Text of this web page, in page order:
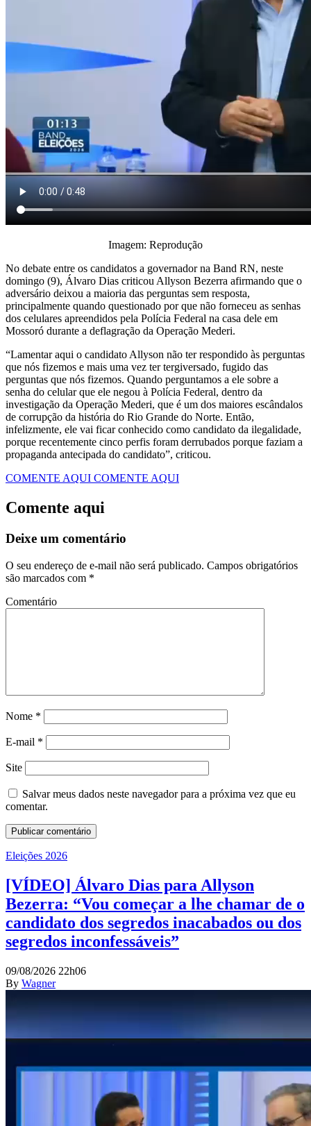
Imagem: Reprodução
No debate entre os candidatos a governador na Band RN, neste
domingo (9), Álvaro Dias criticou Allyson Bezerra afirmando que o
adversário deixou a maioria das perguntas sem resposta,
principalmente quando questionado por que não forneceu as senhas
dos celulares apreendidos pela Polícia Federal na casa dele em
Mossoró durante a deflagração da Operação Mederi.
“Lamentar aqui o candidato Allyson não ter respondido às perguntas
que nós fizemos e mais uma vez ter tergiversado, fugido das
perguntas que nós fizemos. Quando perguntamos a ele sobre a
senha do celular que ele negou à Polícia Federal, dentro da
investigação da Operação Mederi, que é um dos maiores escândalos
de corrupção da história do Rio Grande do Norte. Então,
infelizmente, ele vai ficar conhecido como candidato da ilegalidade,
porque recentemente cinco perfis foram derrubados porque faziam a
propaganda antecipada do candidato”, criticou.
COMENTE AQUI COMENTE AQUI
Comente aqui
Deixe um comentário
O seu endereço de e-mail não será publicado. Campos obrigatórios
são marcados com *
Comentário
Nome *
E-mail *
Site
Salvar meus dados neste navegador para a próxima vez que eu
comentar.
Eleições 2026
[VÍDEO] Álvaro Dias para Allyson
Bezerra: “Vou começar a lhe chamar de o
candidato dos segredos inacabados ou dos
segredos inconfessáveis”
09/08/2026 22h06
By Wagner